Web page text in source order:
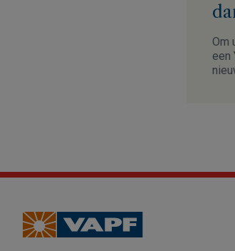
Om
een